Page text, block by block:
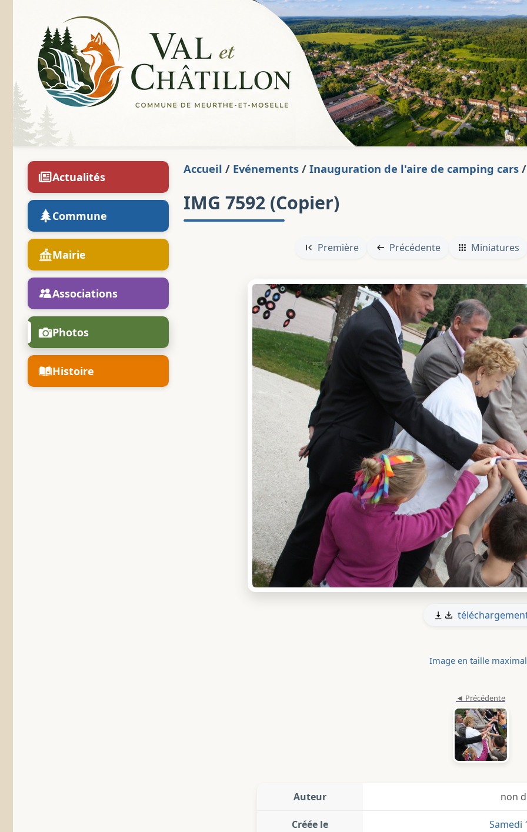
Actualités
Commune
Mairie
Associations
Photos
Histoire
Accueil / Evénements / Inauguration de l'aire de camping cars /
IMG 7592 (Copier)
Première Précédente Miniatures
Image en taille
Auteur non
Créée le Samedi